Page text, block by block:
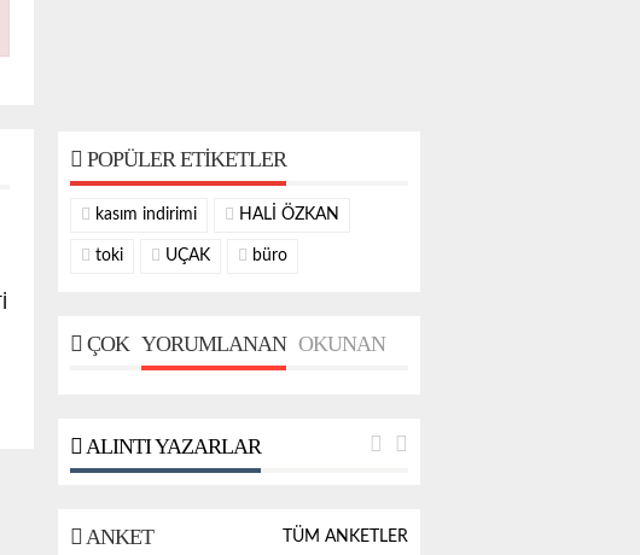
POPÜLER ETIKETLER
kasım indirimi HALİ ÖZKAN
toki UÇAK büro
ÇOK YORUMLANAN OKUNAN
ALINTI YAZARLAR
ANKET TÜM ANKETLER